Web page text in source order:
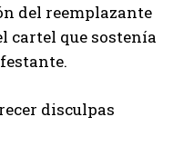
del reemplazante
cartel que sostenía
disculpas